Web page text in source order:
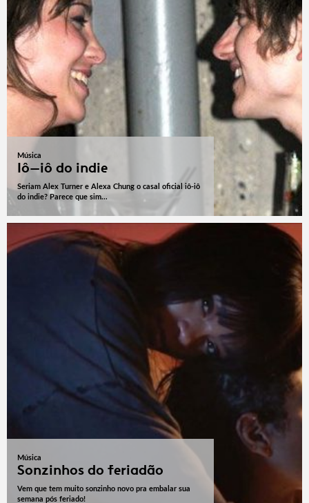
Música
Iô-iô do indie
Seriam Alex Turner e Alexa Chung o casal oficial iô-iô
do indie? Parece que sim...
Música
Sonzinhos do feriadão
Vem que tem muito sonzinho novo pra embalar sua
semana pós feriado!